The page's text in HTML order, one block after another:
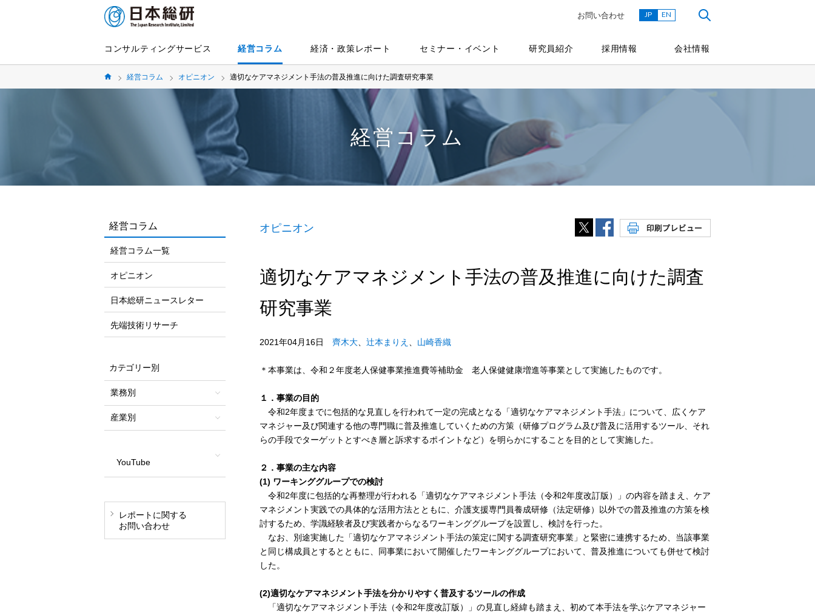
コンサルティングサービス 経営コラム 経済・政策レポート セミナー・イベント 研究員紹介 採用情報 会社情報
お問い合わせ JP EN
経営コラム オピニオン 適切なケアマネジメント手法の普及推進に向けた調査研究事業
経営コラム
オピニオン
適切なケアマネジメント手法の普及推進に向けた調査
研究事業
2021年04月16日 齊木大 辻本まりえ 山崎香織
＊本事業は、令和２年度老人保健事業推進費等補助金 老人保健健康増進等事業として実施したものです。
１．事業の目的
令和2年度までに包括的な見直しを行われて一定の完成となる「適切なケアマネジメント手法」について、広くケア
マネジャー及び関連する他の専門職に普及推進していくための方策（研修プログラム及び普及に活用するツール、それ
らの手段でターゲットとすべき層と訴求するポイントなど）を明らかにすることを目的として実施した。
２．事業の主な内容
(1) ワーキンググループでの検討
令和2年度に包括的な再整理が行われる「適切なケアマネジメント手法（令和2年度改訂版）」の内容を踏まえ、ケア
マネジメント実践での具体的な活用方法とともに、介護支援専門員養成研修（法定研修）以外での普及推進の方策を検
討するため、学識経験者及び実践者からなるワーキンググループを設置し、検討を行った。
なお、別途実施した「適切なケアマネジメント手法の策定に関する調査研究事業」と緊密に連携するため、当該事業
と同じ構成員とするとともに、同事業において開催したワーキンググループにおいて、普及推進についても併せて検討
した。
(2)適切なケアマネジメント手法を分かりやすく普及するツールの作成
「適切なケアマネジメント手法（令和2年度改訂版）」の見直し経緯も踏まえ、初めて本手法を学ぶケアマネジャー
経営コラム
経営コラム一覧
オピニオン
日本総研ニュースレター
先端技術リサーチ
カテゴリー別
業務別
産業別
YouTube
レポートに関する
お問い合わせ